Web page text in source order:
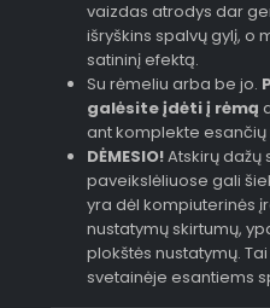
vaizdas atrodys dar
išryškins spalvų gylį, o
satininį efektą.
Su rėmeliu arba be jo.
galėsite įdėti į rėmą
ant komplekte esančių
DĖMESIO!Atskirų dažų
paveikslėliuose gali
yra dėl kompiuterinės
nustatymų skirtumų,
plokštės nustatymų.
svetainėje esantiems